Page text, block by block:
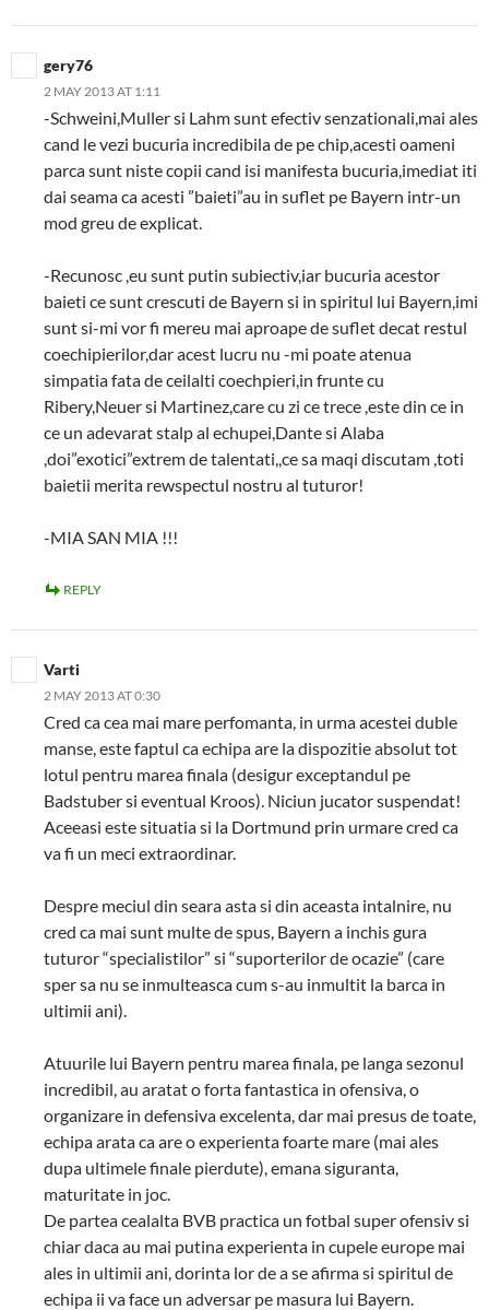
gery76
2 MAY 2013 AT 1:11
-Schweini,Muller si Lahm sunt efectiv senzationali,mai ales
cand le vezi bucuria incredibila de pe chip,acesti oameni
parca sunt niste copii cand isi manifesta bucuria,imediat iti
dai seama ca acesti ”baieti”au in suflet pe Bayern intr-un
mod greu de explicat.
-Recunosc ,eu sunt putin subiectiv,iar bucuria acestor
baieti ce sunt crescuti de Bayern si in spiritul lui Bayern,imi
sunt si-mi vor fi mereu mai aproape de suflet decat restul
coechipierilor,dar acest lucru nu -mi poate atenua
simpatia fata de ceilalti coechpieri,in frunte cu
Ribery,Neuer si Martinez,care cu zi ce trece ,este din ce in
ce un adevarat stalp al echupei,Dante si Alaba
,doi”exotici”extrem de talentati,,ce sa maqi discutam ,toti
baietii merita rewspectul nostru al tuturor!
-MIA SAN MIA !!!
REPLY
Varti
2 MAY 2013 AT 0:30
Cred ca cea mai mare perfomanta, in urma acestei duble
manse, este faptul ca echipa are la dispozitie absolut tot
lotul pentru marea finala (desigur exceptandul pe
Badstuber si eventual Kroos). Niciun jucator suspendat!
Aceeasi este situatia si la Dortmund prin urmare cred ca
va fi un meci extraordinar.
Despre meciul din seara asta si din aceasta intalnire, nu
cred ca mai sunt multe de spus, Bayern a inchis gura
tuturor “specialistilor” si “suporterilor de ocazie” (care
sper sa nu se inmulteasca cum s-au inmultit la barca in
ultimii ani).
Atuurile lui Bayern pentru marea finala, pe langa sezonul
incredibil, au aratat o forta fantastica in ofensiva, o
organizare in defensiva excelenta, dar mai presus de toate,
echipa arata ca are o experienta foarte mare (mai ales
dupa ultimele finale pierdute), emana siguranta,
maturitate in joc.
De partea cealalta BVB practica un fotbal super ofensiv si
chiar daca au mai putina experienta in cupele europe mai
ales in ultimii ani, dorinta lor de a se afirma si spiritul de
echipa ii va face un adversar pe masura lui Bayern.